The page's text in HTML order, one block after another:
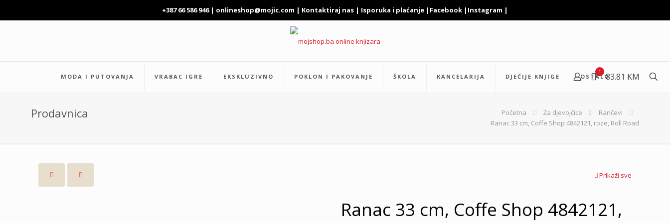
+387 66 586 946 | onlineshop@mojic.com | Kontaktiraj nas | Isporuka i plaćanje | Facebook | Instagram |
MODA I PUTOVANJA VRABAC IGRE EKSKLUZIVNO POKLON I PAKOVANJE ŠKOLA KANCELARIJA DJEČIJE KNJIGE OSTALO
1 83.81 KM
Prodavnica Početna Za djevojčice
Rančevi
Ranac 33 cm, Coffe Shop 4842121, roze, Roll Road
Prikaži sve
Ranac 33 cm, Coffe Shop 4842121,